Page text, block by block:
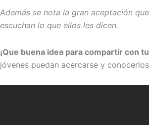
Además se nota la gran aceptación
escuchan lo que ellos les dicen.
¡Que buena idea para compartir con
jóvenes puedan acercarse y